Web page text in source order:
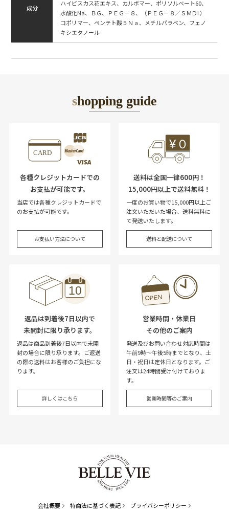
成分
ハイビスカス花エキス、カルボマー、ポリソルベート60、
水酸化Na、ＢＧ、ＰＥＧ－８、（ＰＥＧ－８／ＳＭＤI ）
コポリマー、ペンテト酸５Ｎａ、メチルパラベン、フェノ
キシエタノール
shopping guide
各種クレジットカードでの
お支払が可能です。
当店では各種クレジットカードで
のお支払が可能です。
お支払い方法について
送料は全国一律600円！
15,000円以上で送料無料！
一度のお買い物で15,000円以上ご
注文いただいた場合、送料無料に
て発送いたします。
送料と配送について
返品は到着後7日以内で
未開封に限り承ります。
返品は商品到着後7日以内で未開
封の場合に限り承ります。ご返送
の際の送料はお客様のご負担にな
ります。
詳しくはこちら
営業時間・休業日
その他のご案内
発送及びお問い合わせ対応時間は
午前9時～午後5時までとなり、土
日・祝日は定休日となります。ご
注文は24時間受け付けておりま
す。
営業時間等のご案内
会社概要 特商法に基づく表記 プライバシーポリシー